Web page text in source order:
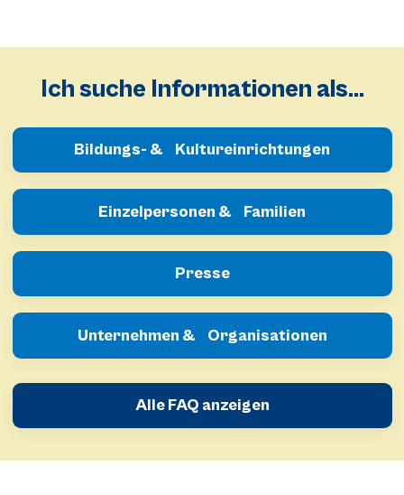
Ich suche Informationen als...
Bildungs- & Kultureinrichtungen
Einzelpersonen & Familien
Presse
Unternehmen & Organisationen
Alle FAQ anzeigen